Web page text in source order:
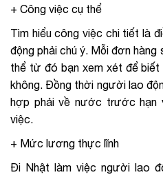
+ Công việc cụ thể
Tìm hiểu công việc chi tiết là
động phải chú ý. Mỗi đơn
thể từ đó bạn xem xét để
không. Đồng thời người lao
hợp phải về nước trước hạn
việc.
+ Mức lương thực lĩnh
Đi Nhật làm việc người lao